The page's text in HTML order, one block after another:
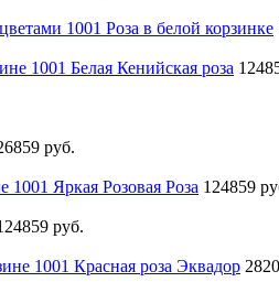
1001 Роза в белой корзинке
1001 Белая Кенийская роза
руб.
1001 Яркая Розовая Роза 124859
руб.
1001 Красная роза Эквадор